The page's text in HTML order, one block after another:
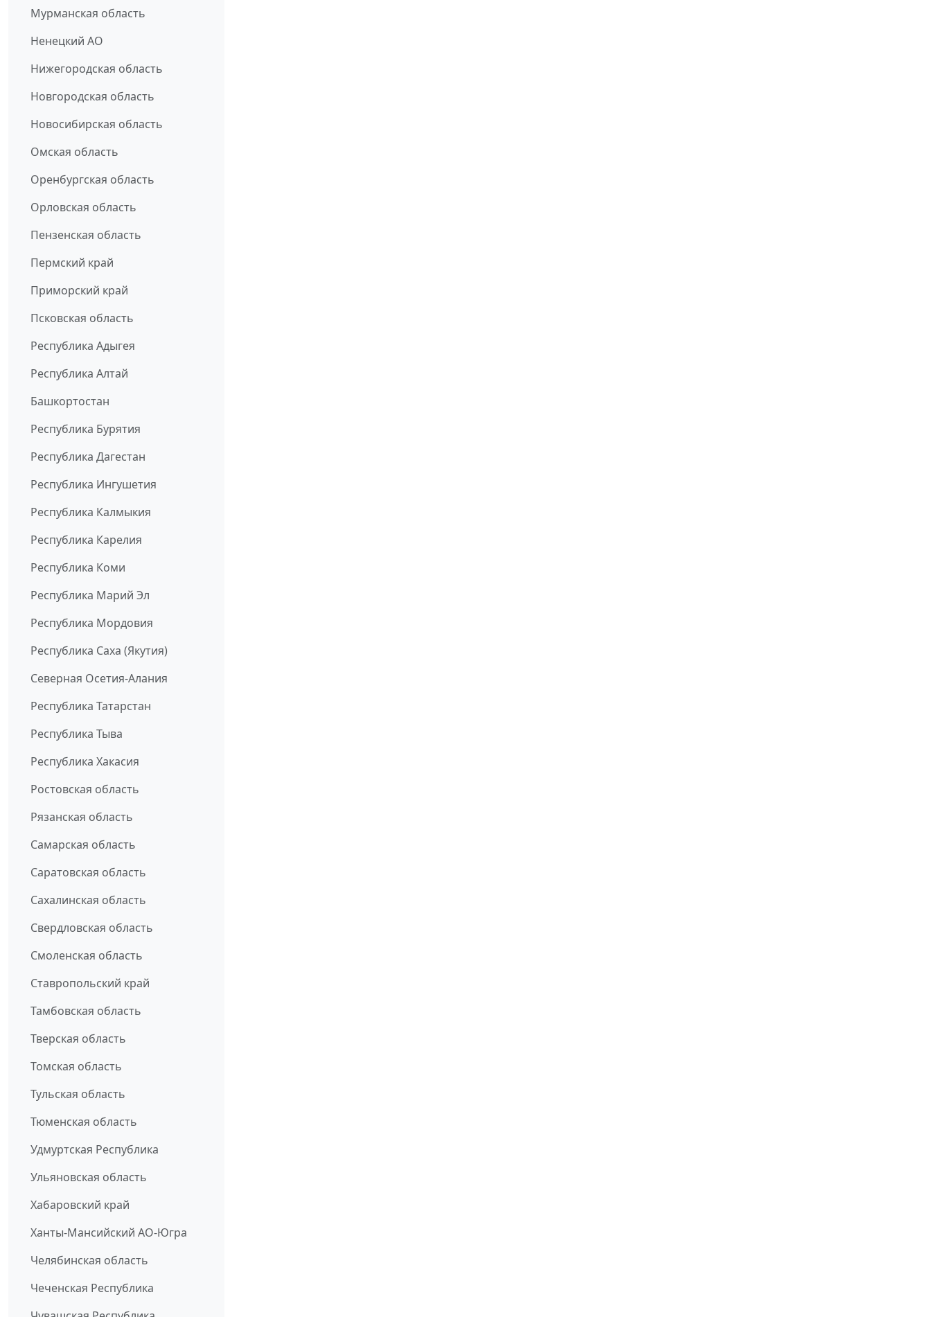
Мурманская область
Ненецкий АО
Нижегородская область
Новгородская область
Новосибирская область
Омская область
Оренбургская область
Орловская область
Пензенская область
Пермский край
Приморский край
Псковская область
Республика Адыгея
Республика Алтай
Башкортостан
Республика Бурятия
Республика Дагестан
Республика Ингушетия
Республика Калмыкия
Республика Карелия
Республика Коми
Республика Марий Эл
Республика Мордовия
Республика Саха (Якутия)
Северная Осетия-Алания
Республика Татарстан
Республика Тыва
Республика Хакасия
Ростовская область
Рязанская область
Самарская область
Саратовская область
Сахалинская область
Свердловская область
Смоленская область
Ставропольский край
Тамбовская область
Тверская область
Томская область
Тульская область
Тюменская область
Удмуртская Республика
Ульяновская область
Хабаровский край
Ханты-Мансийский АО-Югра
Челябинская область
Чеченская Республика